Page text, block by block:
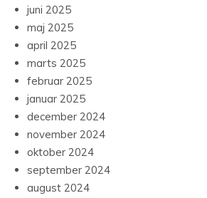
juni 2025
maj 2025
april 2025
marts 2025
februar 2025
januar 2025
december 2024
november 2024
oktober 2024
september 2024
august 2024